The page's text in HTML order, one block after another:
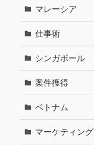
マレーシア
仕事術
シンガポール
案件獲得
ベトナム
マーケティング